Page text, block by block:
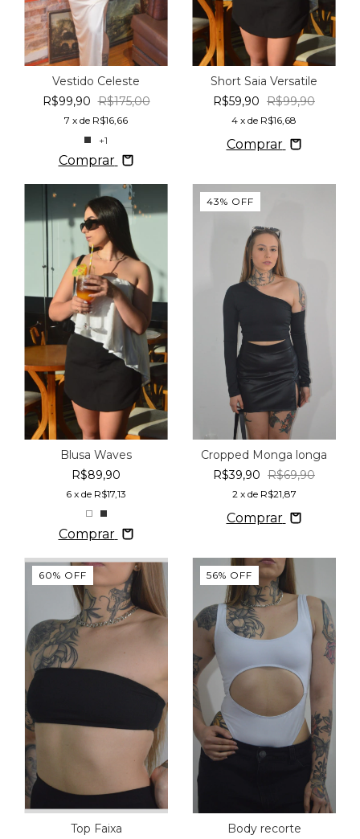
Vestido Celeste
R$99,90 R$175,00
7 x de R$16,66
+1
Comprar
Short Saia Versatile
R$59,90 R$99,90
4 x de R$16,68
Comprar
Blusa Waves
R$89,90
6 x de R$17,13
Comprar
43% OFF
Cropped Monga longa
R$39,90 R$69,90
2 x de R$21,87
Comprar
60% OFF
Top Faixa
56% OFF
Body recorte